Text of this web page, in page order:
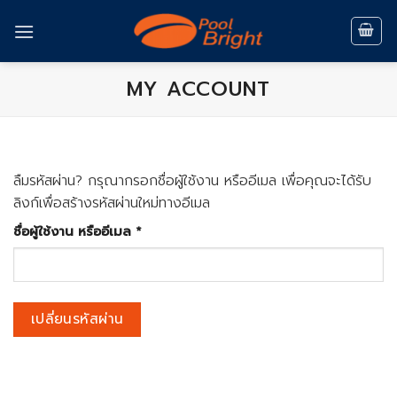
MY ACCOUNT
ลืมรหัสผ่าน? กรุณากรอกชื่อผู้ใช้งาน หรืออีเมล เพื่อคุณจะได้รับ
ลิงก์เพื่อสร้างรหัสผ่านใหม่ทางอีเมล
ชื่อผู้ใช้งาน หรืออีเมล *ต้องการ
เปลี่ยนรหัสผ่าน